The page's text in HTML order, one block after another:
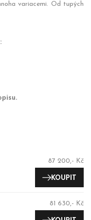
variacemi. Od tupých
87 200,- Kč
KOUPIT
81 630,- Kč